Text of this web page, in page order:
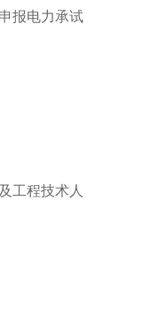
报电力承试
工程技术人